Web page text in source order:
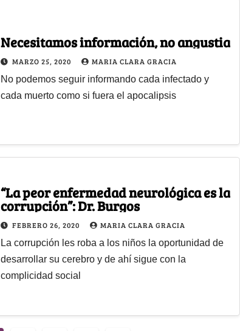
Necesitamos información, no angustia
MARZO 25, 2020 MARIA CLARA GRACIA
No podemos seguir informando cada infectado y
cada muerto como si fuera el apocalipsis
“La peor enfermedad neurológica es la
corrupción”: Dr. Burgos
FEBRERO 26, 2020 MARIA CLARA GRACIA
La corrupción les roba a los niños la oportunidad de
desarrollar su cerebro y de ahí sigue con la
complicidad social